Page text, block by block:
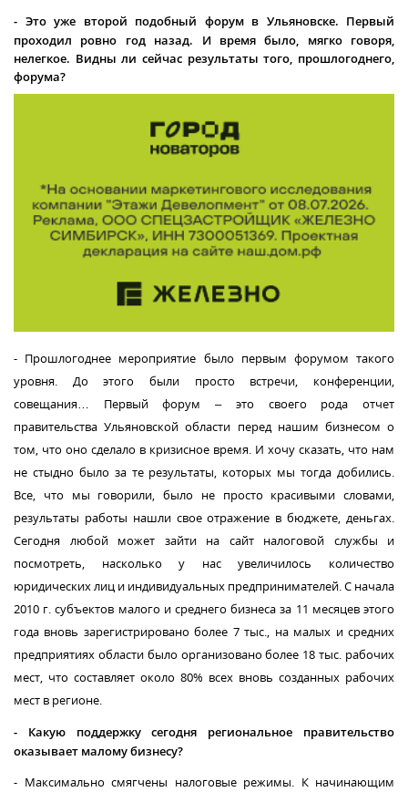
- Это уже второй подобный форум в Ульяновске. Первый
проходил ровно год назад. И время было, мягко говоря,
нелегкое. Видны ли сейчас результаты того, прошлогоднего,
форума?
- Прошлогоднее мероприятие было первым форумом такого
уровня. До этого были просто встречи, конференции,
совещания… Первый форум – это своего рода отчет
правительства Ульяновской области перед нашим бизнесом о
том, что оно сделало в кризисное время. И хочу сказать, что нам
не стыдно было за те результаты, которых мы тогда добились.
Все, что мы говорили, было не просто красивыми словами,
результаты работы нашли свое отражение в бюджете, деньгах.
Сегодня любой может зайти на сайт налоговой службы и
посмотреть, насколько у нас увеличилось количество
юридических лиц и индивидуальных предпринимателей. С начала
2010 г. субъектов малого и среднего бизнеса за 11 месяцев этого
года вновь зарегистрировано более 7 тыс., на малых и средних
предприятиях области было организовано более 18 тыс. рабочих
мест, что составляет около 80% всех вновь созданных рабочих
мест в регионе.
- Какую поддержку сегодня региональное правительство
оказывает малому бизнесу?
- Максимально смягчены налоговые режимы. К начинающим